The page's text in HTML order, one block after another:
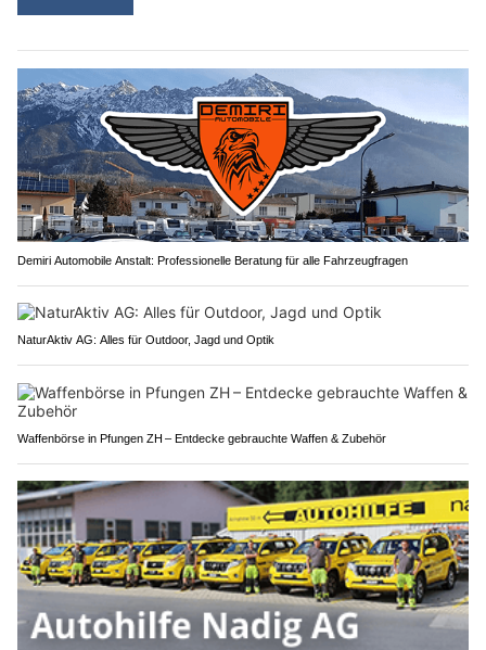
Demiri Automobile Anstalt: Professionelle Beratung für alle Fahrzeugfragen
NaturAktiv AG: Alles für Outdoor, Jagd und Optik
Waffenbörse in Pfungen ZH – Entdecke gebrauchte Waffen & Zubehör